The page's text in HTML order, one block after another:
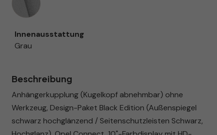
Innenausstattung
Grau
Beschreibung
Anhängerkupplung (Kugelkopf abnehmbar) ohne
Werkzeug, Design-Paket Black Edition (Außenspiegel
schwarz hochglänzend / Seitenschutzleisten Schwarz,